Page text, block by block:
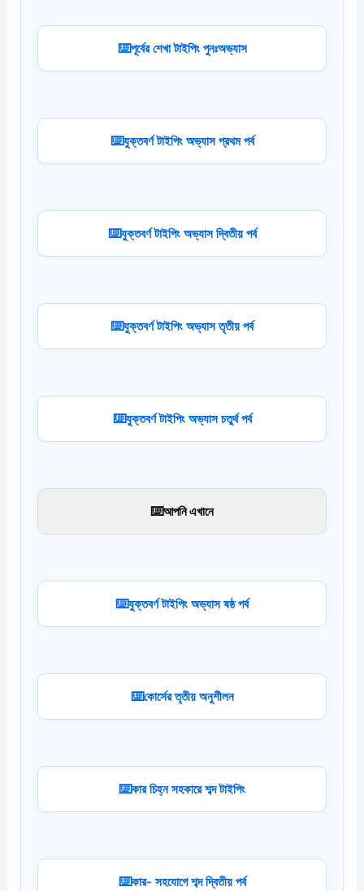
পূর্বের শেখা টাইপিং পুনঃঅভ্যাস
যুক্তবর্ণ টাইপিং অভ্যাস প্রথম পর্ব
যুক্তবর্ণ টাইপিং অভ্যাস দ্বিতীয় পর্ব
যুক্তবর্ণ টাইপিং অভ্যাস তৃতীয় পর্ব
যুক্তবর্ণ টাইপিং অভ্যাস চতুর্থ পর্ব
আপনি এখানে
যুক্তবর্ণ টাইপিং অভ্যাস ষষ্ঠ পর্ব
কোর্সের তৃতীয় অনুশীলন
কার চিহ্ন সহকারে শব্দ টাইপিং
কার- সহযোগে শব্দ দ্বিতীয় পর্ব